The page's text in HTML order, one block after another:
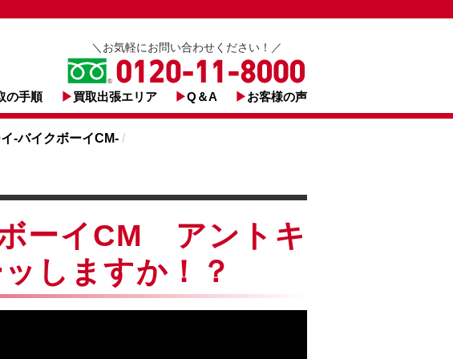
＼お気軽にお問い合わせください！／
の手順 買取出張エリア Q＆A お客様の声
-バイクボーイCM- /
ーイCM アントキ
しますか！？